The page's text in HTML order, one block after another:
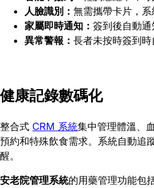
人臉識別： 無需攜帶卡片，
家屬即時通知： 簽到後自動
異常警報： 長者未按時簽到
健康記錄數碼化
整合式 CRM 系統集中管理體溫、
預約和特殊飲食需求。系統自動追
醒。
安老院管理系統的用藥管理功能包